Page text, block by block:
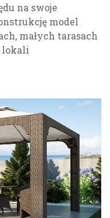
na swoje
model
małych tarasach
lokali